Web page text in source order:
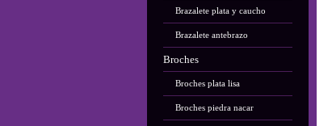
Brazalete plata y caucho
Brazalete antebrazo
Broches
Broches plata lisa
Broches piedra nacar